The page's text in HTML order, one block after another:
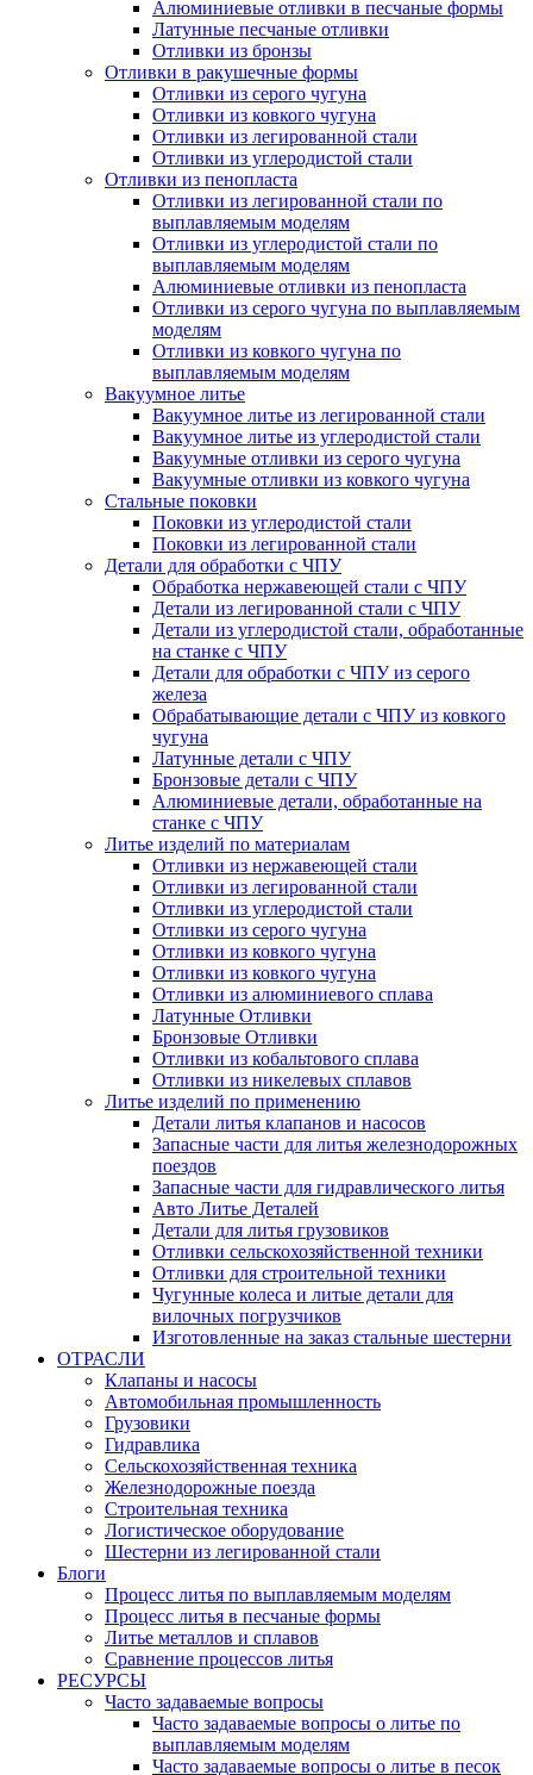
Алюминиевые отливки в песчаные формы
Латунные песчаные отливки
Отливки из бронзы
Отливки в ракушечные формы
Отливки из серого чугуна
Отливки из ковкого чугуна
Отливки из легированной стали
Отливки из углеродистой стали
Отливки из пенопласта
Отливки из легированной стали по
выплавляемым моделям
Отливки из углеродистой стали по
выплавляемым моделям
Алюминиевые отливки из пенопласта
Отливки из серого чугуна по выплавляемым
моделям
Отливки из ковкого чугуна по
выплавляемым моделям
Вакуумное литье
Вакуумное литье из легированной стали
Вакуумное литье из углеродистой стали
Вакуумные отливки из серого чугуна
Вакуумные отливки из ковкого чугуна
Стальные поковки
Поковки из углеродистой стали
Поковки из легированной стали
Детали для обработки с ЧПУ
Обработка нержавеющей стали с ЧПУ
Детали из легированной стали с ЧПУ
Детали из углеродистой стали, обработанные
на станке с ЧПУ
Детали для обработки с ЧПУ из серого
железа
Обрабатывающие детали с ЧПУ из ковкого
чугуна
Латунные детали с ЧПУ
Бронзовые детали с ЧПУ
Алюминиевые детали, обработанные на
станке с ЧПУ
Литье изделий по материалам
Отливки из нержавеющей стали
Отливки из легированной стали
Отливки из углеродистой стали
Отливки из серого чугуна
Отливки из ковкого чугуна
Отливки из ковкого чугуна
Отливки из алюминиевого сплава
Латунные Отливки
Бронзовые Отливки
Отливки из кобальтового сплава
Отливки из никелевых сплавов
Литье изделий по применению
Детали литья клапанов и насосов
Запасные части для литья железнодорожных
поездов
Запасные части для гидравлического литья
Авто Литье Деталей
Детали для литья грузовиков
Отливки сельскохозяйственной техники
Отливки для строительной техники
Чугунные колеса и литые детали для
вилочных погрузчиков
Изготовленные на заказ стальные шестерни
ОТРАСЛИ
Клапаны и насосы
Автомобильная промышленность
Грузовики
Гидравлика
Сельскохозяйственная техника
Железнодорожные поезда
Строительная техника
Логистическое оборудование
Шестерни из легированной стали
Блоги
Процесс литья по выплавляемым моделям
Процесс литья в песчаные формы
Литье металлов и сплавов
Сравнение процессов литья
РЕСУРСЫ
Часто задаваемые вопросы
Часто задаваемые вопросы о литье по
выплавляемым моделям
Часто задаваемые вопросы о литье в песок